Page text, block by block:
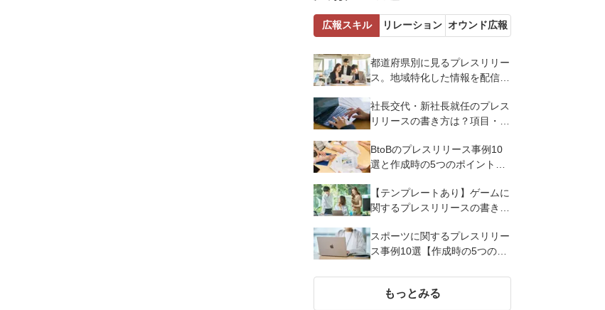
広報スキル リレーション オウンド広報
都道府県別に見るプレスリリー
ス。地域特化した情報を配信す
社長交代・新社長就任のプレス
リリースの書き方は？項目・ポ
BtoBのプレスリリース事例10
選と作成時の5つのポイントを
【テンプレートあり】ゲームに
関するプレスリリースの書き方
スポーツに関するプレスリリー
ス事例10選【作成時の5つのポ
もっとみる